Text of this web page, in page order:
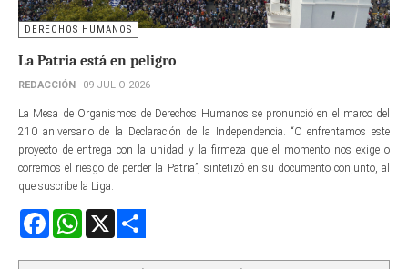
DERECHOS HUMANOS
La Patria está en peligro
REDACCIÓN 09 JULIO 2026
La Mesa de Organismos de Derechos Humanos se pronunció en el marco del
210 aniversario de la Declaración de la Independencia. “O enfrentamos este
proyecto de entrega con la unidad y la firmeza que el momento nos exige o
corremos el riesgo de perder la Patria”, sintetizó en su documento conjunto, al
que suscribe la Liga.
FacebookWhatsApp